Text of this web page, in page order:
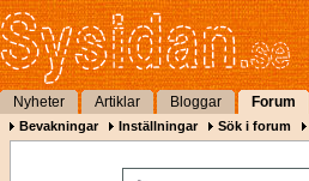
Nyheter Artiklar Bloggar Forum
Bevakningar Inställningar Sök i forum